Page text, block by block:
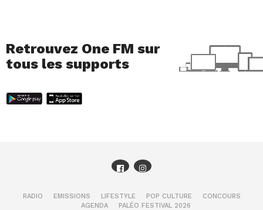
Retrouvez One FM sur
tous les supports
RADIO EMISSIONS LIFESTYLE POP CULTURE
CONCOURS
AGENDA
PALÉO FESTIVAL 2026